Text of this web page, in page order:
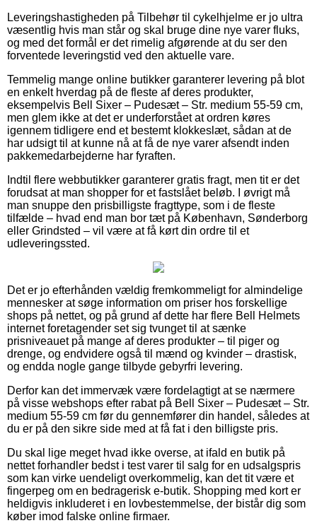
Leveringshastigheden på Tilbehør til cykelhjelme er jo ultra
væsentlig hvis man står og skal bruge dine nye varer fluks,
og med det formål er det rimelig afgørende at du ser den
forventede leveringstid ved den aktuelle vare.
Temmelig mange online butikker garanterer levering på blot
en enkelt hverdag på de fleste af deres produkter,
eksempelvis Bell Sixer – Pudesæt – Str. medium 55-59 cm,
men glem ikke at det er underforstået at ordren køres
igennem tidligere end et bestemt klokkeslæt, sådan at de
har udsigt til at kunne nå at få de nye varer afsendt inden
pakkemedarbejderne har fyraften.
Indtil flere webbutikker garanterer gratis fragt, men tit er det
forudsat at man shopper for et fastslået beløb. I øvrigt må
man snuppe den prisbilligste fragttype, som i de fleste
tilfælde – hvad end man bor tæt på København, Sønderborg
eller Grindsted – vil være at få kørt din ordre til et
udleveringssted.
Det er jo efterhånden vældig fremkommeligt for almindelige
mennesker at søge information om priser hos forskellige
shops på nettet, og på grund af dette har flere Bell Helmets
internet foretagender set sig tvunget til at sænke
prisniveauet på mange af deres produkter – til piger og
drenge, og endvidere også til mænd og kvinder – drastisk,
og endda nogle gange tilbyde gebyrfri levering.
Derfor kan det immervæk være fordelagtigt at se nærmere
på visse webshops efter rabat på Bell Sixer – Pudesæt – Str.
medium 55-59 cm før du gennemfører din handel, således at
du er på den sikre side med at få fat i den billigste pris.
Du skal lige meget hvad ikke overse, at ifald en butik på
nettet forhandler bedst i test varer til salg for en udsalgspris
som kan virke uendeligt overkommelig, kan det tit være et
fingerpeg om en bedragerisk e-butik. Shopping med kort er
heldigvis inkluderet i en lovbestemmelse, der bistår dig som
køber imod falske online firmaer.